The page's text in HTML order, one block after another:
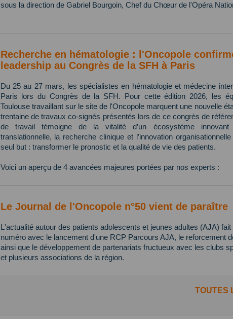
sous la direction de Gabriel Bourgoin, Chef du Chœur de l'Opéra
Recherche en hématologie : l'Oncopole
leadership au Congrès de la SFH à Paris
Du 25 au 27 mars, les spécialistes en hématologie et médecine
Paris lors du Congrès de la SFH. Pour cette édition 2026, les
Toulouse travaillant sur le site de l'Oncopole marquent une nouvelle
trentaine de travaux co-signés présentés lors de ce congrès de
de travail témoigne de la vitalité d’un écosystème
translationnelle, la recherche clinique et l’innovation
seul but : transformer le pronostic et la qualité de vie des patients.
Voici un aperçu de 4 avancées majeures portées par nos experts :
Le Journal de l'Oncopole n°50 vient de paraître
L'actualité autour des patients adolescents et jeunes adultes (AJA)
numéro avec le lancement d'une RCP Parcours AJA, le reforcement
ainsi que le développement de partenariats fructueux avec les clubs
et plusieurs associations de la région.
TOUTES